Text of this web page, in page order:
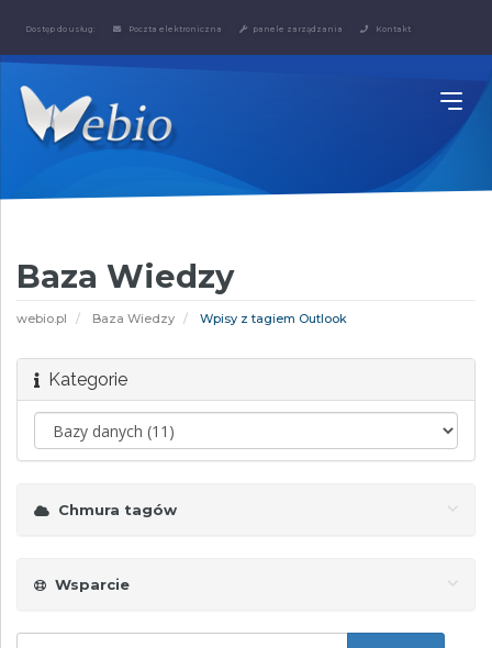
Dostęp do usług: Poczta elektroniczna panele zarządzania Kontakt
Baza Wiedzy
webio.pl Baza Wiedzy Wpisy z tagiem Outlook
Kategorie
Chmura tagów
Wsparcie